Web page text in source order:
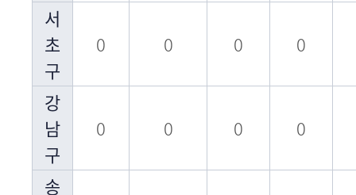
서
초
구
0 0 0 0
강
남
구
0 0 0 0
송